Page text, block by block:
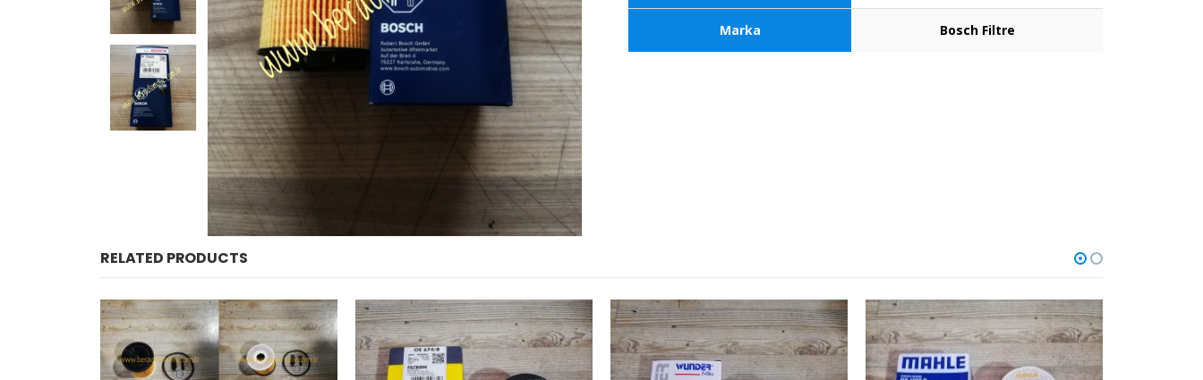
Marka Bosch Filtre
RELATED PRODUCTS